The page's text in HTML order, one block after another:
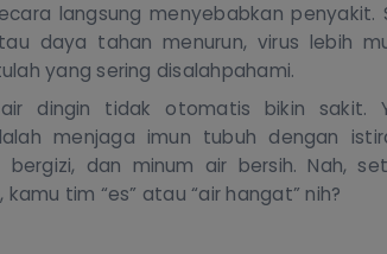
langsung menyebabkan penyakit.
daya tahan menurun, virus lebih
yang sering disalahpahami.
dingin tidak otomatis bikin sakit.
menjaga imun tubuh dengan
bergizi, dan minum air bersih. Nah,
tim “es” atau “air hangat” nih?